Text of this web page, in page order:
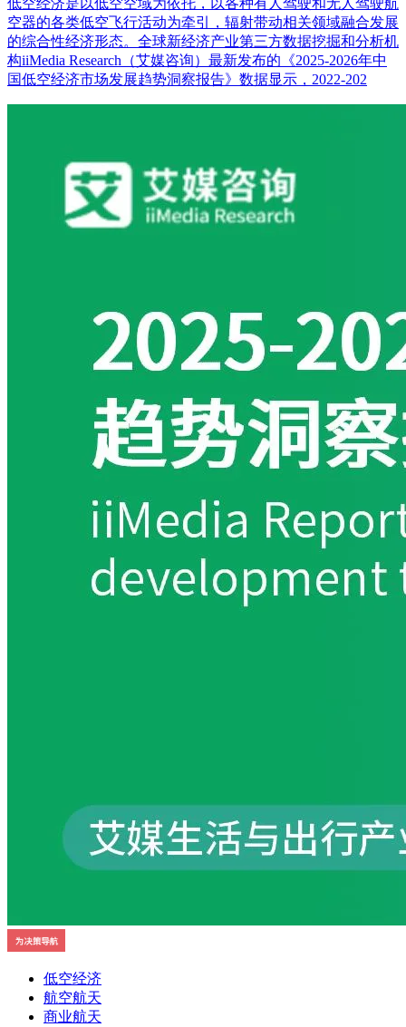
低空经济是以低空空域为依托，以各种有人驾驶和无人驾驶航
空器的各类低空飞行活动为牵引，辐射带动相关领域融合发展
的综合性经济形态。全球新经济产业第三方数据挖掘和分析机
构iiMedia Research（艾媒咨询）最新发布的《2025-2026年中
国低空经济市场发展趋势洞察报告》数据显示，2022-202
低空经济
航空航天
商业航天